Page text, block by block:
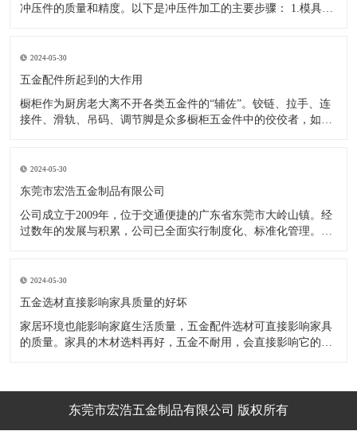
冲压件的质量和精度。以下是冲压件加工的主要步骤： 1.模具设
开料与落料：在图纸上标注尺寸后，根据图纸要求选择合适的板
材。然
2024-05-30
五金配件所起到的大作用
橱柜作为厨房老大离不开各类五金件的“辅佐”。铰链、拉手、连
接件、滑轨、吊码、调节脚是众多橱柜五金件中的佼佼者，如果
调节脚，橱柜就像得了“软骨症”，站都站不直……五花八门的橱
柜五金件好
2024-05-30
东莞市宏浩五金制品有限公司
公司成立于2009年，位于交通便捷的广东省东莞市大岭山镇。经
过数年的发展与积累，公司已全面实行制度化、标准化管理。从
的改造创新，设计制造了一系列更加新颖、美观、更具时代潮流
的新
2024-05-30
五金选材直接影响家具质量的好坏
家居环境也能影响家庭生活质量，五金配件选材可直接影响家具
的质量。家具的木材选料再好，五金不耐用，会直接影响它的使
金、铝合金等。不同五金的加工工艺不同：钳工、表面涂覆处
理、焊接、机械加东莞市宏浩五金制品有限公司 版权所有